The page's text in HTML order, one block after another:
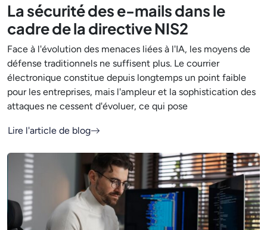
La sécurité des e-mails dans le
cadre de la directive NIS2
Face à l'évolution des menaces liées à l'IA, les moyens de
défense traditionnels ne suffisent plus. Le courrier
électronique constitue depuis longtemps un point faible
pour les entreprises, mais l'ampleur et la sophistication des
attaques ne cessent d'évoluer, ce qui pose
Lire l'article de blog